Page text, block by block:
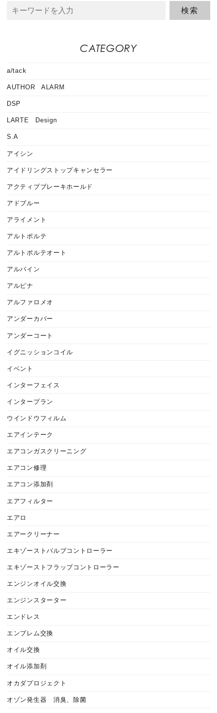
CATEGORY
a/tack
AUTHOR ALARM
DSP
LARTE Design
S.A
アイシン
アイドリングストップキャンセラー
アクティブブレーキホールド
アドブルー
アライメント
アルトポルテ
アルトポルテオート
アルパイン
アルピナ
アルファロメオ
アンダーカバー
アンダーコート
イグニッションコイル
イベント
インターフェイス
インタープラン
ウインドウフィルム
エアインテーク
エアコンガスクリーニング
エアコン修理
エアコン添加剤
エアフィルター
エアロ
エアークリーナー
エキゾーストバルブコントローラー
エキゾーストフラップコントローラー
エンジンオイル交換
エンジンスターター
エンドレス
エンブレム交換
オイル交換
オイル添加剤
オカダプロジェクト
オゾン発生器 消臭、除菌